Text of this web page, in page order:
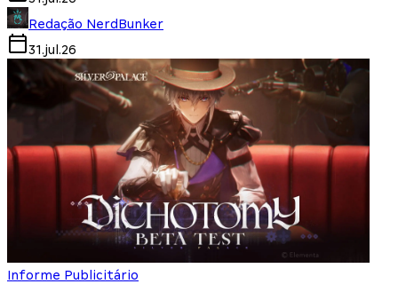
Redação NerdBunker
31.jul.26
Informe Publicitário